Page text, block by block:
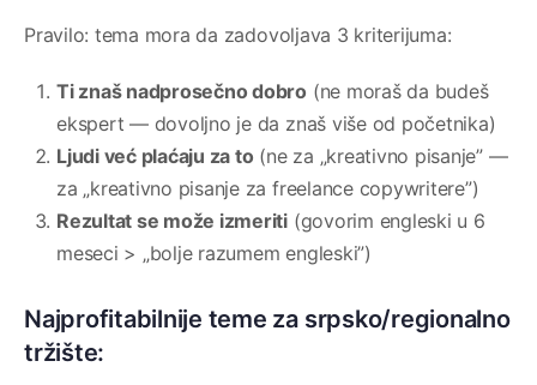
Pravilo: tema mora da zadovoljava 3 kriterijuma:
Ti znaš nadprosečno dobro (ne moraš da budeš
ekspert — dovoljno je da znaš više od početnika)
Ljudi već plaćaju za to (ne za „kreativno pisanje” —
za „kreativno pisanje za freelance copywritere”)
Rezultat se može izmeriti (govorim engleski u 6
meseci > „bolje razumem engleski”)
Najprofitabilnije teme za srpsko/regionalno
tržište: